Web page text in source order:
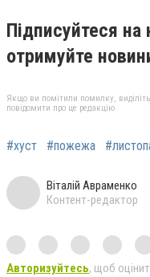
Підписуйтеся на
отримуйте
Якщо ви помітили помилку,
повідомити про це редакцію
#хуст #пожежа
Віталій Авраменко
Контент-редактор
Авторизуйтесь, щоб